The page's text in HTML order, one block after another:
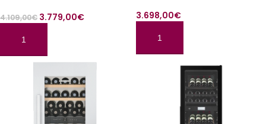
4.109,00€ 3.779,00€
AÑADIR AL CARRITO
3.698,00€
AÑADIR AL CARRITO